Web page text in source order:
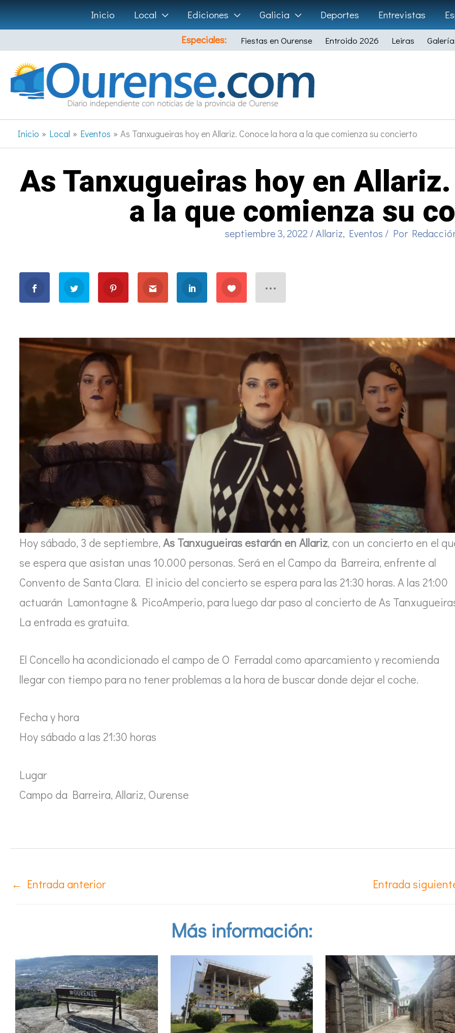
Ir
al
contenido
Inicio Local Ediciones Galicia Deportes Entrevistas
Especiales:
Fiestas en Ourense Entroido 2026 Leiras
Inicio Local Eventos As Tanxugueiras hoy en Allariz. Conoce la hora a la que comienza su concierto
As Tanxugueiras hoy en
a la que comienza su
septiembre 3, 2022/Allariz, Eventos / Por
Hoy sábado, 3 de septiembre, As Tanxugueiras estarán en Allariz, con un concierto en el
se espera que asistan unas 10.000 personas. Será en el Campo da Barreira, enfrente al
Convento de Santa Clara. El inicio del concierto se espera para las 21:30 horas. A las 21:00
actuarán Lamontagne & PicoAmperio, para luego dar paso al concierto de As
La entrada es gratuita.
El Concello ha acondicionado el campo de O Ferradal como aparcamiento y recomienda
llegar con tiempo para no tener problemas a la hora de buscar donde dejar el coche.
Fecha y hora
Hoy sábado a las 21:30 horas
Lugar
Campo da Barreira, Allariz, Ourense
← Entrada anterior Entrada
Más información: